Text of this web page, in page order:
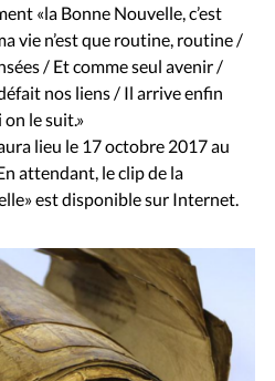
«la Bonne Nouvelle, c’est
vie n’est que routine, routine /
/ Et comme seul avenir /
nos liens / Il arrive enfin
on le suit.»
lieu le 17 octobre 2017 au
attendant, le clip de la
est disponible sur Internet.